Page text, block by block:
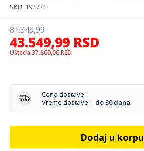
SKU 192731
43.549,99 RSD
81.349,99
Ušteda 37.800,00 RSD
Cena dostave:
Vreme dostave:
do 30 dana
Dodaj u korpu